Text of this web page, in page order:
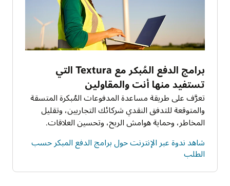
برامج الدفع المُبكر مع Textura التي
تستفيد منها أنت والمقاولين
تعرَّف على طريقة مساعدة المدفوعات المُبكرة المتسقة
والمتوقعة للتدفق النقدي شركائك التجاريين، وتقليل
المخاطر، وحماية هوامش الربح، وتحسين العلاقات.
شاهد ندوة عبر الإنترنت حول برامج الدفع المبكر حسب
الطلب